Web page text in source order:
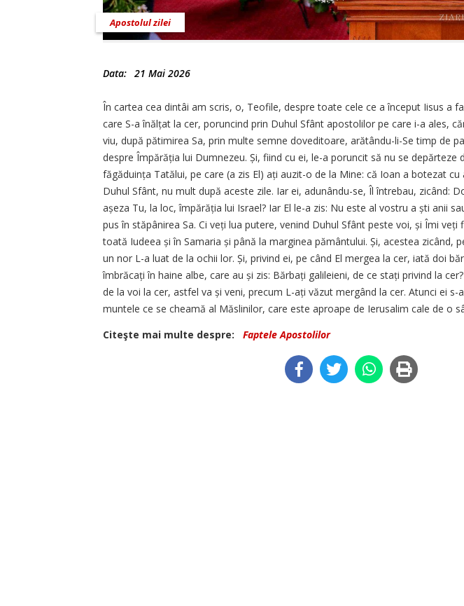
Apostolul zilei
Data: 21 Mai 2026
În cartea cea dintâi am scris, o, Teofile, despre toate cele ce a început Iisus a
care S-a înălțat la cer, poruncind prin Duhul Sfânt apostolilor pe care i-a ales,
viu, după pătimirea Sa, prin multe semne doveditoare, arătându-li-Se timp de
despre Împărăția lui Dumnezeu. Și, fiind cu ei, le-a poruncit să nu se depărteze
făgăduința Tatălui, pe care (a zis El) ați auzit-o de la Mine: că Ioan a botezat
Duhul Sfânt, nu mult după aceste zile. Iar ei, adunându-se, Îl întrebau, zicând:
așeza Tu, la loc, împărăția lui Israel? Iar El le-a zis: Nu este al vostru a ști anii
pus în stăpânirea Sa. Ci veți lua putere, venind Duhul Sfânt peste voi, și Îmi
toată Iudeea și în Samaria și până la marginea pământului. Și, acestea zicând,
un nor L-a luat de la ochii lor. Și, privind ei, pe când El mergea la cer, iată doi
îmbrăcați în haine albe, care au și zis: Bărbați galileieni, de ce stați privind la
de la voi la cer, astfel va și veni, precum L-ați văzut mergând la cer. Atunci ei s-
muntele ce se cheamă al Măslinilor, care este aproape de Ierusalim cale de o
Citeşte mai multe despre:
Faptele Apostolilor